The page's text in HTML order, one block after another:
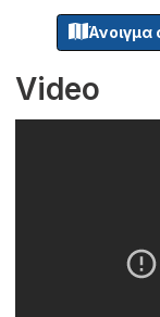
Άνοιγμα
Video